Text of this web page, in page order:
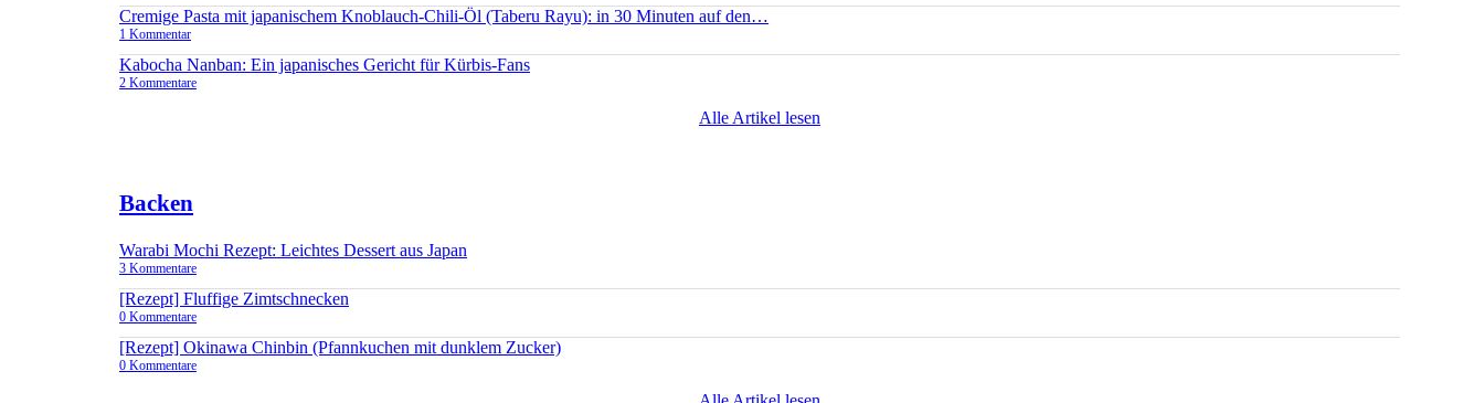
Cremige Pasta mit japanischem Knoblauch-Chili-Öl (Taberu Rayu): in 30 Minuten auf den…
1 Kommentar
Kabocha Nanban: Ein japanisches Gericht für Kürbis-Fans
2 Kommentare
Alle Artikel lesen
Backen
Warabi Mochi Rezept: Leichtes Dessert aus Japan
3 Kommentare
[Rezept] Fluffige Zimtschnecken
0 Kommentare
[Rezept] Okinawa Chinbin (Pfannkuchen mit dunklem Zucker)
0 Kommentare